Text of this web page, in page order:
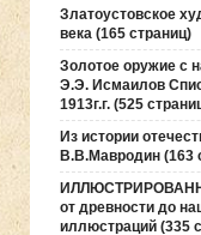
Златоустовское
века (165 страниц)
Золотое оружие с
Э.Э. Исмаилов
1913г.г. (525
Из истории
В.В.Мавродин (163
от древности до
иллюстраций (335